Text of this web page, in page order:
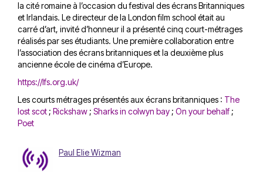
la cité romaine à l’occasion du festival des écrans Britanniques
et Irlandais. Le directeur de la London film school était au
carré d’art, invité d’honneur il a présenté cinq court-métrages
réalisés par ses étudiants. Une première collaboration entre
l’association des écrans britanniques et la deuxième plus
ancienne école de cinéma d’Europe.
https://lfs.org.uk/
Les courts métrages présentés aux écrans britanniques : The
lost scot ; Rickshaw ; Sharks in colwyn bay ; On your behalf ;
Poet
Paul Elie Wizman